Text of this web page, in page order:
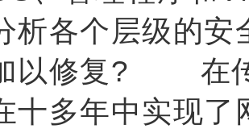
析各个层级的安
以修复? 在传
十多年中实现了